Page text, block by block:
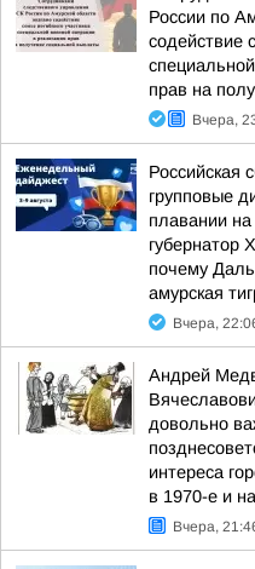
России по
содействие
прав на
Вчера,
Российская
групповые
плавании
губернатор
почему
амурская
Вчера,
Андрей
довольно
интереса
в 1970-е и
Вчера,